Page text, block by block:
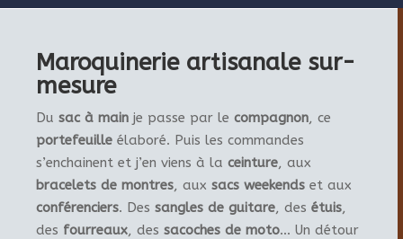
Maroquinerie artisanale sur-
mesure
Du sac à main je passe par le compagnon, ce
portefeuille élaboré. Puis les commandes
s’enchainent et j’en viens à la ceinture, aux
bracelets de montres, aux sacs weekends et aux
conférenciers. Des sangles de guitare, des étuis,
des fourreaux, des sacoches de moto… Un détour